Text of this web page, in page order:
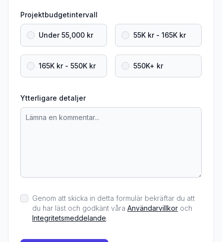
Projektbudgetintervall
Under 55,000 kr 55K kr - 165K kr
165K kr - 550K kr 550K+ kr
Ytterligare detaljer
Genom att skicka in detta formulär bekräftar du att
du har läst och godkänt våra Användarvillkor och
Integritetsmeddelande.